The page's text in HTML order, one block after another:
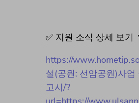
✅ 지원 소식 상세 보기
https://
설(공원: 선암공원)사
고시/?